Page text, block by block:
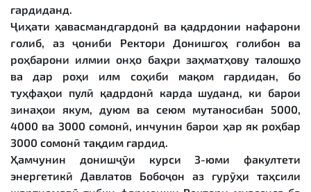
гардиданд.
Ҷиҳати ҳавасмандгардонӣ ва қадрдонии нафарони
ғолиб, аз ҷониби Ректори Донишгоҳ ғолибон ва
роҳбарони илмии онҳо баҳри заҳматҳову талошҳо
ва дар роҳи илм соҳиби мақом гардидан, бо
туҳфаҳои пулӣ қадрдонӣ карда шуданд, ки барои
зинаҳои якум, дуюм ва сеюм мутаносибан 5000,
4000 ва 3000 сомонӣ, инчунин барои ҳар як роҳбар
3000 сомонӣ тақдим гардид.
Ҳамчунин донишҷӯи курси 3-юми факултети
энергетикӣ Давлатов Бобоҷон аз гурӯҳи таҳсили